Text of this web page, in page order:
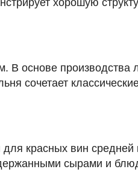
хорошую
основе производства
сочетает
красных вин
сырами и